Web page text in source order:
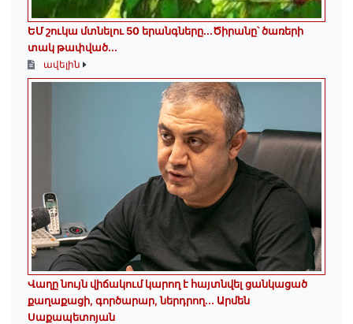
ԵՄ շուկա մտնելու 50 երանգները․․․Ծիրանը՝ ծառերի
տակ թափված․․․
ավելին
Վաղը նույն վիճակում կարող է հայտնվել ցանկացած
քաղաքացի, գործարար, ներդրող.․․ Արմեն
Սաքապետոյան